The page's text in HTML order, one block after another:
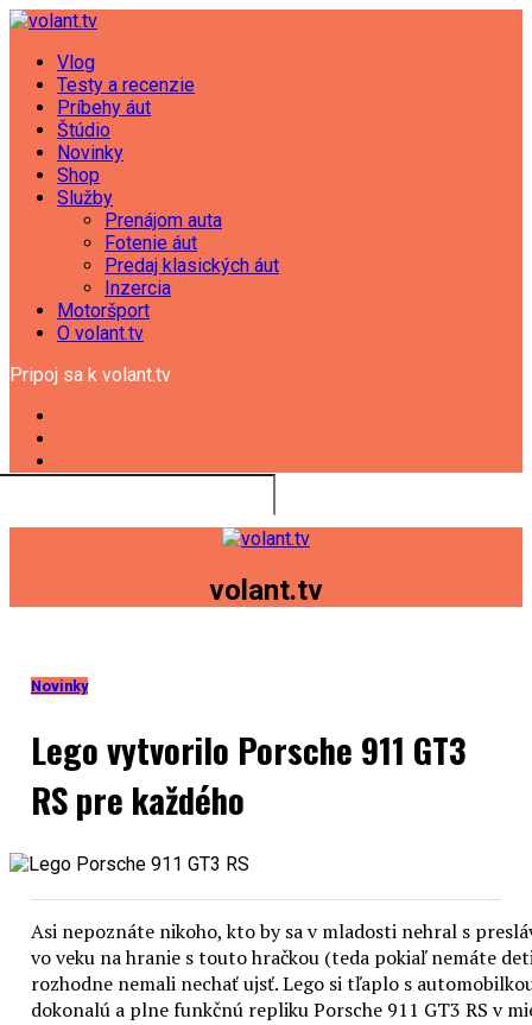
Vlog
Testy a recenzie
Príbehy áut
Štúdio
Novinky
Shop
Služby
Prenájom auta
Fotenie áut
Predaj klasických áut
Inzercia
Motoršport
O volant.tv
Pripoj sa k volant.tv
volant.tv
Novinky
Lego vytvorilo Porsche 911 GT3
RS pre každého
Asi nepoznáte nikoho, kto by sa v mladosti nehral s
vo veku na hranie s touto hračkou (teda pokiaľ nemáte
rozhodne nemali nechať ujsť. Lego si tľaplo s
dokonalú a plne funkčnú repliku Porsche 911 GT3 RS v